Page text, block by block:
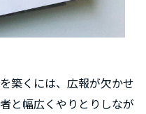
築くには、広報が欠かせ
と幅広くやりとりしなが